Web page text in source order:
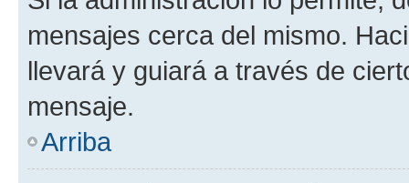
mensajes cerca del mismo.
llevará y guiará a través de
mensaje.
Arriba